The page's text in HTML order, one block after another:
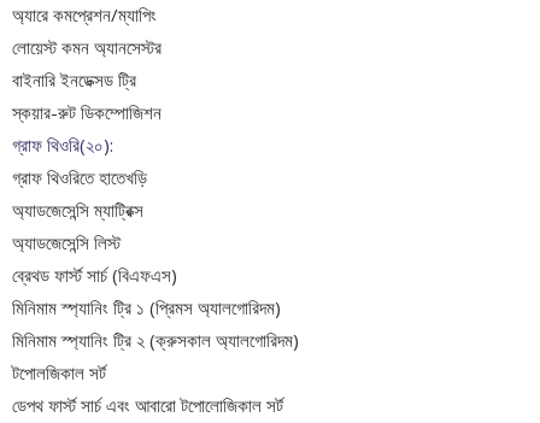
অ্যারে কমপ্রেশন/ম্যাপিং
লোয়েস্ট কমন অ্যানসেস্টর
বাইনারি ইনডেক্সড ট্রি
স্কয়ার-রুট ডিকম্পোজিশন
গ্রাফ থিওরি(২০):
গ্রাফ থিওরিতে হাতেখড়ি
অ্যাডজেসেন্সি ম্যাট্রিক্স
অ্যাডজেসেন্সি লিস্ট
ব্রেথড ফার্স্ট সার্চ (বিএফএস)
মিনিমাম স্প্যানিং ট্রি ১ (প্রিমস অ্যালগোরিদম)
মিনিমাম স্প্যানিং ট্রি ২ (ক্রুসকাল অ্যালগোরিদম)
টপোলজিকাল সর্ট
ডেপথ ফার্স্ট সার্চ এবং আবারো টপোলোজিকাল সর্ট